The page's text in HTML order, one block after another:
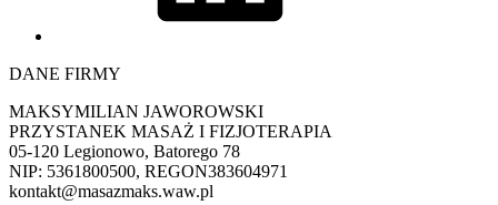
DANE FIRMY
MAKSYMILIAN JAWOROWSKI
PRZYSTANEK MASAŻ I FIZJOTERAPIA
05-120 Legionowo, Batorego 78
NIP: 5361800500, REGON383604971
kontakt@masazmaks.waw.pl